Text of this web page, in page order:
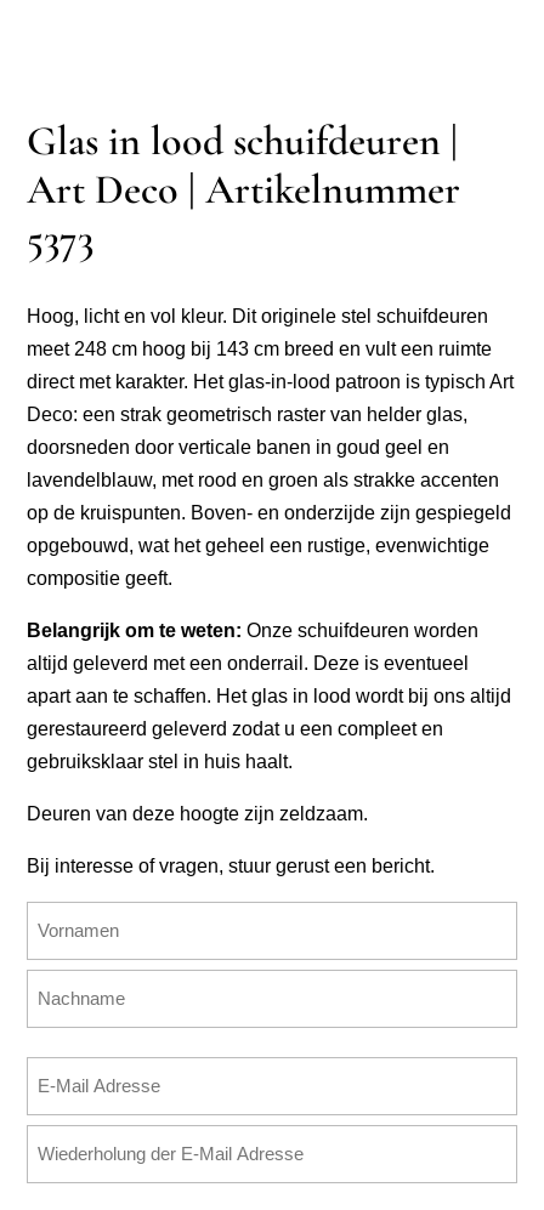
Glas in lood schuifdeuren |
Art Deco | Artikelnummer
5373
Hoog, licht en vol kleur. Dit originele stel schuifdeuren
meet 248 cm hoog bij 143 cm breed en vult een ruimte
direct met karakter. Het glas-in-lood patroon is typisch Art
Deco: een strak geometrisch raster van helder glas,
doorsneden door verticale banen in goud geel en
lavendelblauw, met rood en groen als strakke accenten
op de kruispunten. Boven- en onderzijde zijn gespiegeld
opgebouwd, wat het geheel een rustige, evenwichtige
compositie geeft.
Belangrijk om te weten: Onze schuifdeuren worden
altijd geleverd met een onderrail. Deze is eventueel
apart aan te schaffen. Het glas in lood wordt bij ons altijd
gerestaureerd geleverd zodat u een compleet en
gebruiksklaar stel in huis haalt.
Deuren van deze hoogte zijn zeldzaam.
Bij interesse of vragen, stuur gerust een bericht.